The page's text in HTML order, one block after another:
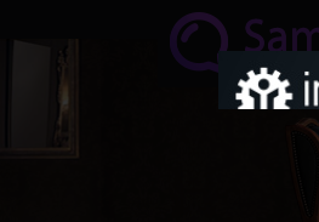
Перейти к основному содержанию